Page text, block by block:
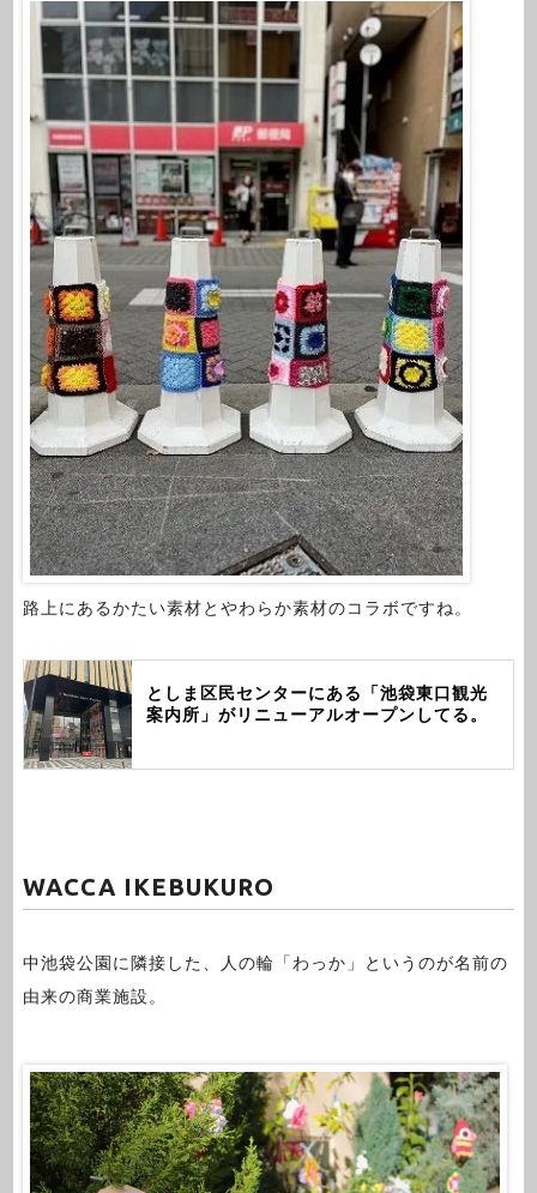
路上にあるかたい素材とやわらか素材のコラボですね。
としま区民センターにある「池袋東口観光
案内所」がリニューアルオープンしてる。
WACCA IKEBUKURO
中池袋公園に隣接した、人の輪「わっか」というのが名前の
由来の商業施設。